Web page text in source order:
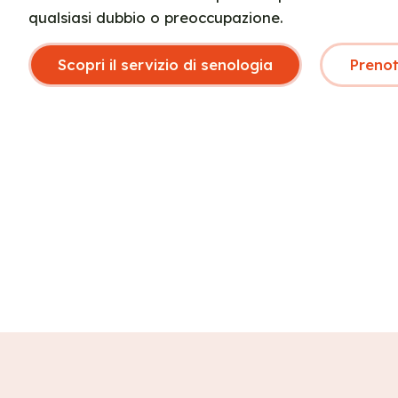
qualsiasi dubbio o preoccupazione.
Scopri il servizio di senologia